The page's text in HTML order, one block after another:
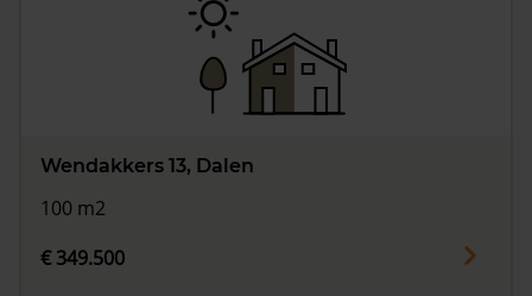
Wendakkers 13, Dalen
100 m2
€ 349.500